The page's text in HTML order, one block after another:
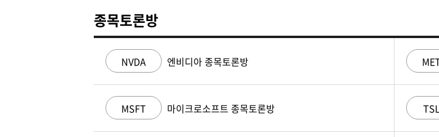
종목토론방
NVDA 엔비디아 종목토론방
MSFT 마이크로소프트 종목토론방